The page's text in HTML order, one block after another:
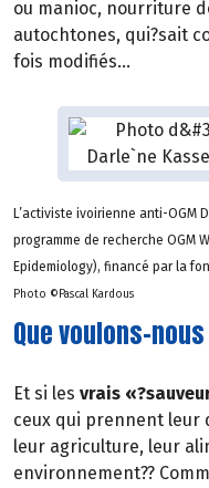
ou manioc, nourriture
autochtones, qui?sait
fois modifiés…
L’activiste ivoirienne anti-OGM
programme de recherche OGM
Epidemiology), financé par la
Photo ©Pascal Kardous
Que voulons-
Et si les vrais
ceux qui prennent leur
leur agriculture, leur
environnement??